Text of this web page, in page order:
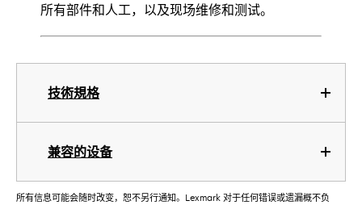
技術規格
兼容的设备
所有部件和人工，以及现场维修和测试。
所有信息可能会随时改变，恕不另行通知。Lexmark 对于任何错误或遗漏概不负